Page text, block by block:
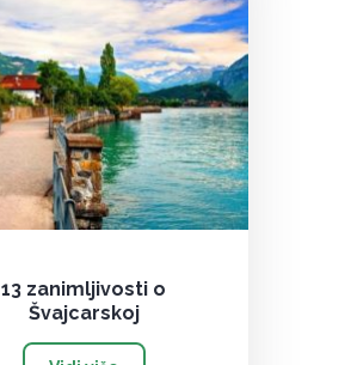
13 zanimljivosti o
Švajcarskoj